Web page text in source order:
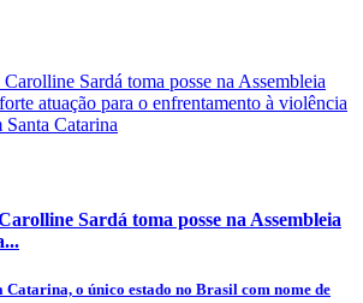
Sardá toma posse na Assembleia
Catarina, o único estado no Brasil com nome de